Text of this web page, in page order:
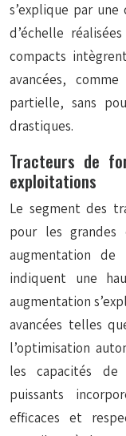
s’explique par
d’échelle
compacts
avancées,
partielle, sans
drastiques.
Tracteurs de
exploitations
Le segment des
pour les grandes
augmentation de
indiquent une
augmentation
avancées telles
l’optimisation
les capacités de
puissants
efficaces et